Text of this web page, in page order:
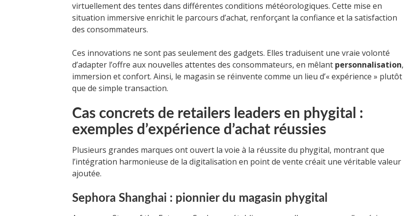
virtuellement des tentes dans différentes conditions météorologiques. Cette mise en
situation immersive enrichit le parcours d’achat, renforçant la confiance et la satisfaction
des consommateurs.
Ces innovations ne sont pas seulement des gadgets. Elles traduisent une vraie volonté
d’adapter l’offre aux nouvelles attentes des consommateurs, en mêlant personnalisation,
immersion et confort. Ainsi, le magasin se réinvente comme un lieu d’« expérience » plutôt
que de simple transaction.
Cas concrets de retailers leaders en phygital :
exemples d’expérience d’achat réussies
Plusieurs grandes marques ont ouvert la voie à la réussite du phygital, montrant que
l’intégration harmonieuse de la digitalisation en point de vente créait une véritable valeur
ajoutée.
Sephora Shanghai : pionnier du magasin phygital